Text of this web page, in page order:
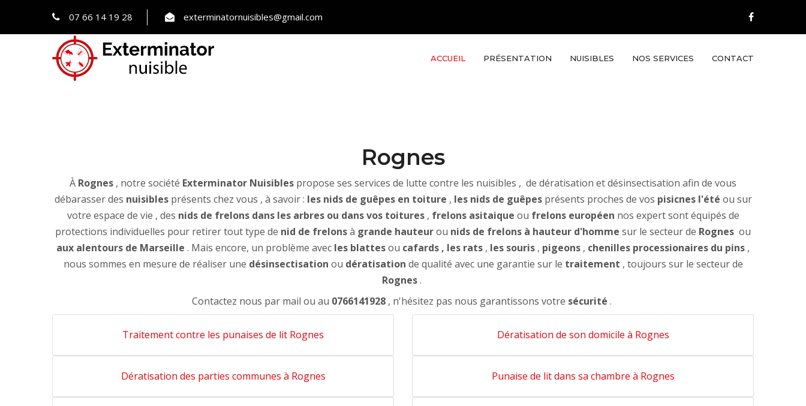
07 66 14 19 28 exterminatornuisibles@gmail.com
ACCUEIL PRÉSENTATION NUISIBLES NOS SERVICES CONTACT
Rognes
À Rognes , notre société Exterminator Nuisibles propose ses services de lutte contre les nuisibles , de dératisation et désinsectisation afin de vous
débarasser des nuisiblesprésents chez vous , à savoir : les nids de guêpes en toiture , les nids de guêpesprésents proches de vos pisicnes l'été ou sur
votre espace de vie , des nids de frelons dans les arbres ou dans vos toitures, frelons asitaique ou frelons européen nos expert sont équipés de
protections individuelles pour retirer tout type de nid de frelonsà grande hauteurou nids de frelons à hauteur d'homme sur le secteur de Rognes ou
aux alentours de Marseille . Mais encore, un problème avec les blattesou cafards , les rats , les souris , pigeons , chenilles processionaires du pins ,
nous sommes en mesure de réaliser une désinsectisation ou dératisation de qualité avec une garantie sur le traitement , toujours sur le secteur de
Rognes.
Contactez nous par mail ou au 0766141928 , n'hésitez pas nous garantissons votre sécurité .
Traitement contre les punaises de lit Rognes Dératisation de son domicile à Rognes
Dératisation des parties communes à Rognes Punaise de lit dans sa chambre à Rognes